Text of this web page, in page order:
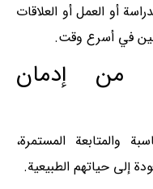
أو العمل أو العلاقات
في أسرع وقت.
من إدمان
والمتابعة المستمرة،
إلى حياتهم الطبيعية.